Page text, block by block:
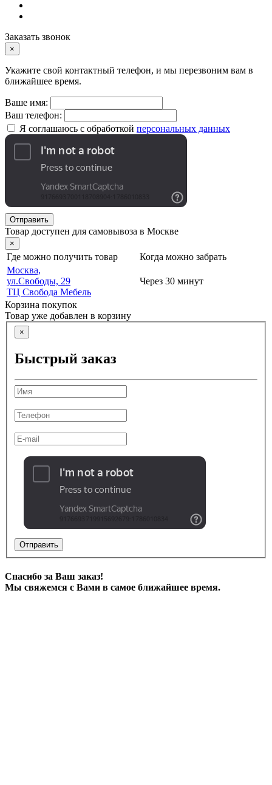
Заказать звонок
×
Укажите свой контактный телефон, и мы перезвоним вам в
ближайшее время.
Ваше имя:
Ваш телефон:
Я соглашаюсь с обработкой персональных данных
Отправить
Товар доступен для самовывоза в Москве
×
Где можно получить товар
Когда можно забрать
Москва,
ул.Свободы, 29
ТЦ Свобода Мебель
Через 30 минут
Корзина покупок
Товар уже добавлен в корзину
×
Быстрый заказ
Отправить
Спасибо за Ваш заказ!
Мы свяжемся с Вами в самое ближайшее время.